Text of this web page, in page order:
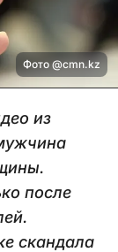
Фото @cmn.kz
из
после
скандала